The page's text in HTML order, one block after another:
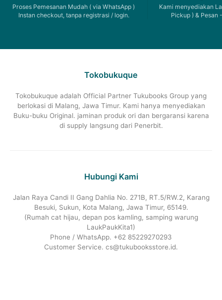
Proses Pemesanan Mudah ( via WhatsApp )
Instan checkout, tanpa registrasi / login.
Kami menyediakan
Pickup ) & Pesan
Tokobukuque
Tokobukuque adalah Official Partner Tukubooks Group yang
berlokasi di Malang, Jawa Timur. Kami hanya menyediakan
Buku-buku Original. jaminan produk ori dan bergaransi karena
di supply langsung dari Penerbit.
Hubungi Kami
Jalan Raya Candi II Gang Dahlia No. 271B, RT.5/RW.2, Karang
Besuki, Sukun, Kota Malang, Jawa Timur, 65149.
(Rumah cat hijau, depan pos kamling, samping warung
LaukPaukKita1)
Phone / WhatsApp. +62 85229270293
Customer Service. cs@tukubooksstore.id.